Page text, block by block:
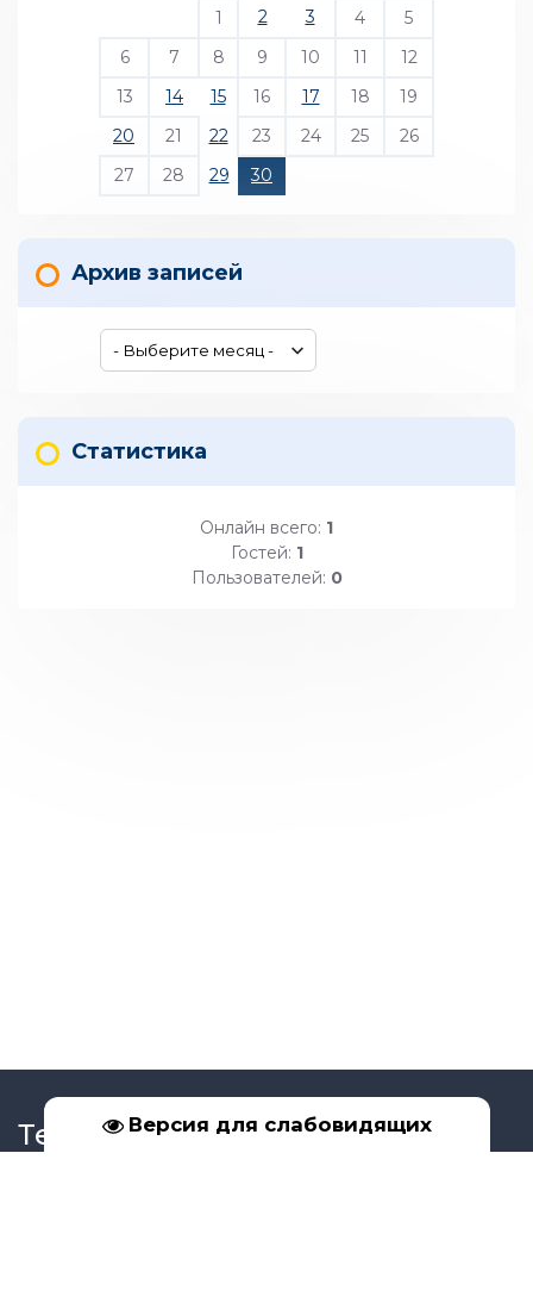
Версия для слабовидящих
1
2 3 4
5
6
7 8 9 10 11
12
13
14 15 16 17 18
19
20
21 22 23 24 25
26
27
28 29 30
Архив записей
Статистика
Онлайн всего: 1
Гостей: 1
Пользователей: 0
Телефон